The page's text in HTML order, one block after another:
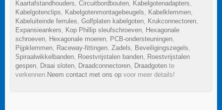
Kaartafstandhouders Circuitbordbouten Kabelgotenadapters
Kabelgotenclips
Kabelgotenmontagebeugels Kabelklemmen
Kabeluiteinde ferrules Golfplaten kabelgoten Krukconnectoren
Expansieankers
Kop Phillip sleufschroeven
Hexagonale
schroeven
Hexagonale moeren PCB-ondersteuningen
Pijpklemmen
Raceway-fittingen Zadels Beveiligingszegels
Spiraalwikkelbanden
Roestvrijstalen banden
Roestvrijstalen
gespen
Draai sloten Draadconnectoren Draadgoten te
verkennen. Neem contact met ons op voor meer details!